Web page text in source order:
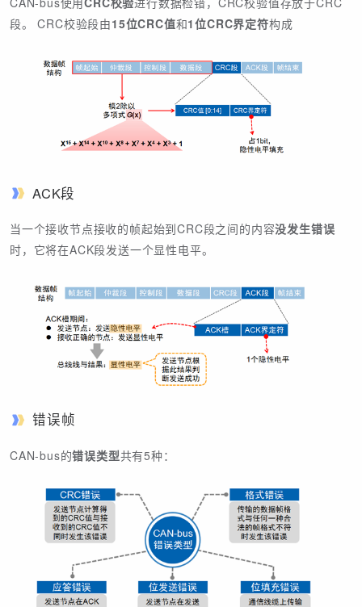
段。 CRC校验段由15位CRC值和1位CRC界定符构成
ACK段
当一个接收节点接收的帧起始到CRC段之间的内容没发生错误
时，它将在ACK段发送一个显性电平。
错误帧
CAN-bus的错误类型共有5种：